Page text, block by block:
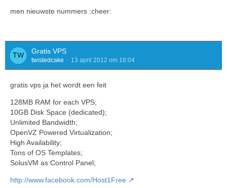
men nieuwste nummers :cheer:
Gratis VPS
twistedcake 13 april 2012 om 18:04
gratis vps ja het wordt een feit
128MB RAM for each VPS;
10GB Disk Space (dedicated);
Unlimited Bandwidth;
OpenVZ Powered Virtualization;
High Availability;
Tons of OS Templates;
SolusVM as Control Panel;
http://www.facebook.com/Host1Free